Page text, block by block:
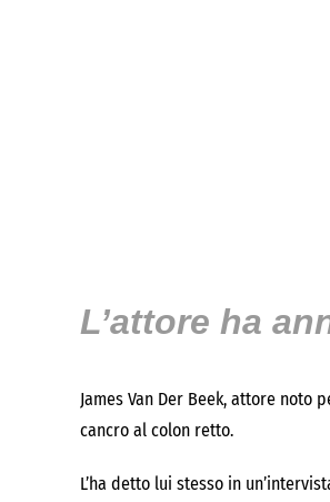
L’attore ha
James Van Der Beek, attore
cancro al colon retto.
L’ha detto lui stesso in